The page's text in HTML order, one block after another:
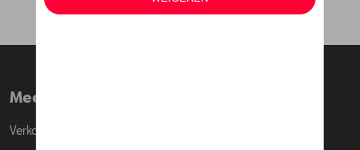
Meer info
Verkoopsvoorwaarden